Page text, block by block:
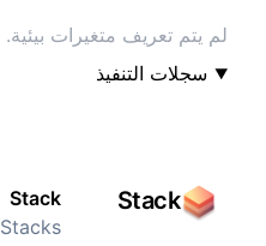
لم يتم تعريف متغيرات بيئية.
سجلات التنفيذ
Stack
Stack
Stacks